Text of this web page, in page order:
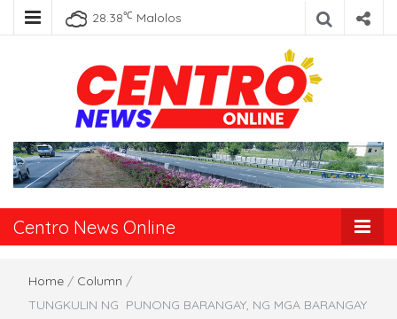
28.38℃ Malolos
Centro News
Online
Centro News Online
Home / Column /
TUNGKULIN NG PUNONG BARANGAY, NG MGA BARANGAY